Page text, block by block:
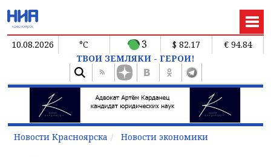
10.08.2026 °C 3 $ 82.17
€ 94.84
ТВОИ ЗЕМЛЯКИ - ГЕРОИ!
Новости Красноярска Новости экономики